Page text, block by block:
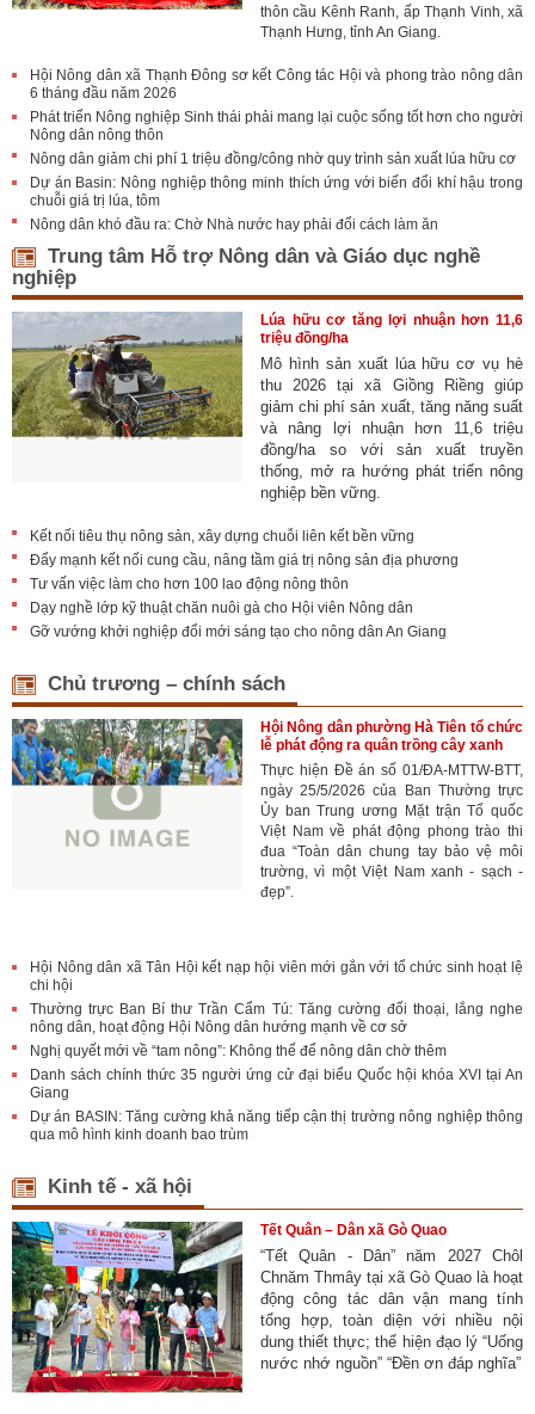
thôn cầu Kênh Ranh, ấp Thạnh Vinh, xã
Thạnh Hưng, tỉnh An Giang.
Hội Nông dân xã Thạnh Đông sơ kết Công tác Hội và phong trào nông dân
6 tháng đầu năm 2026
Phát triển Nông nghiệp Sinh thái phải mang lại cuộc sống tốt hơn cho người
Nông dân nông thôn
Nông dân giảm chi phí 1 triệu đồng/công nhờ quy trình sản xuất lúa hữu cơ
Dự án Basin: Nông nghiệp thông minh thích ứng với biến đổi khí hậu trong
chuỗi giá trị lúa, tôm
Nông dân khó đầu ra: Chờ Nhà nước hay phải đổi cách làm ăn
Trung tâm Hỗ trợ Nông dân và Giáo dục nghề
nghiệp
Lúa hữu cơ tăng lợi nhuận hơn 11,6
triệu đồng/ha
Mô hình sản xuất lúa hữu cơ vụ hè
thu 2026 tại xã Giồng Riềng giúp
giảm chi phí sản xuất, tăng năng suất
và nâng lợi nhuận hơn 11,6 triệu
đồng/ha so với sản xuất truyền
thống, mở ra hướng phát triển nông
nghiệp bền vững.
Kết nối tiêu thụ nông sản, xây dựng chuỗi liên kết bền vững
Đẩy mạnh kết nối cung cầu, nâng tầm giá trị nông sản địa phương
Tư vấn việc làm cho hơn 100 lao động nông thôn
Dạy nghề lớp kỹ thuật chăn nuôi gà cho Hội viên Nông dân
Gỡ vướng khởi nghiệp đổi mới sáng tạo cho nông dân An Giang
Chủ trương – chính sách
Hội Nông dân phường Hà Tiên tổ chức
lễ phát động ra quân trồng cây xanh
Thực hiện Đề án số 01/ĐA-MTTW-BTT,
ngày 25/5/2026 của Ban Thường trực
Ủy ban Trung ương Mặt trận Tổ quốc
Việt Nam về phát động phong trào thi
đua “Toàn dân chung tay bảo vệ môi
trường, vì một Việt Nam xanh - sạch -
đẹp”.
Hội Nông dân xã Tân Hội kết nạp hội viên mới gắn với tổ chức sinh hoạt lệ
chi hội
Thường trực Ban Bí thư Trần Cẩm Tú: Tăng cường đối thoại, lắng nghe
nông dân, hoạt động Hội Nông dân hướng mạnh về cơ sở
Nghị quyết mới về “tam nông”: Không thể để nông dân chờ thêm
Danh sách chính thức 35 người ứng cử đại biểu Quốc hội khóa XVI tại An
Giang
Dự án BASIN: Tăng cường khả năng tiếp cận thị trường nông nghiệp thông
qua mô hình kinh doanh bao trùm
Kinh tế - xã hội
Tết Quân – Dân xã Gò Quao
“Tết Quân - Dân” năm 2027 Chôl
Chnăm Thmây tại xã Gò Quao là hoạt
động công tác dân vận mang tính
tổng hợp, toàn diện với nhiều nội
dung thiết thực; thể hiện đạo lý “Uống
nước nhớ nguồn” “Đền ơn đáp nghĩa”